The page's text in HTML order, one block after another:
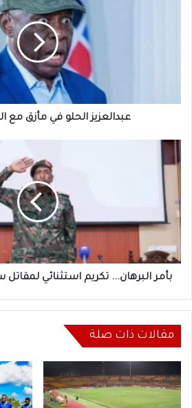
عبدالعزيز الحلو في مأزق مع
بأمر
البرهان...
استثنائي
لمقاتل
سوداني
يشعل
التفاعل
بأمر البرهان... تكريم استثنائي
مقالات ذات صلة